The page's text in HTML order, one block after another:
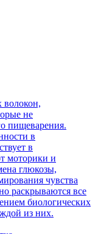
волокон,
не
пищеварения.
в
в
моторики и
глюкозы,
чувства
раскрываются все
биологических
из них.